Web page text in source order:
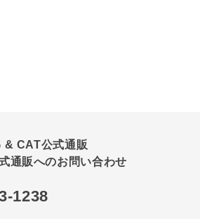
& CAT公式通販
通販へのお問い合わせ
1238